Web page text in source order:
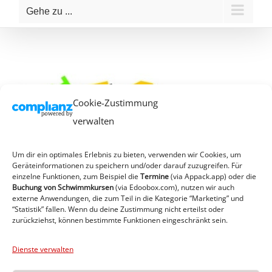
Cookie-Zustimmung
verwalten
Um dir ein optimales Erlebnis zu bieten, verwenden wir Cookies, um
Geräteinformationen zu speichern und/oder darauf zuzugreifen. Für
einzelne Funktionen, zum Beispiel die Termine(via Appack.app) oder die
Buchung von Schwimmkursen(via Edoobox.com), nutzen wir auch
externe Anwendungen, die zum Teil in die Kategorie “Marketing” und
“Statistik” fallen. Wenn du deine Zustimmung nicht erteilst oder
zurückziehst, können bestimmte Funktionen eingeschränkt sein.
Dienste verwalten
Gehe zu ...